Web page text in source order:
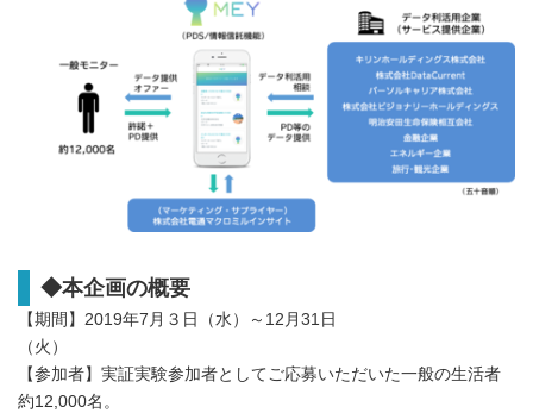
◆本企画の概要
【期間】2019年7月３日（水）～12月31日
（火）
【参加者】実証実験参加者としてご応募いただいた一般の生活者
約12,000名。